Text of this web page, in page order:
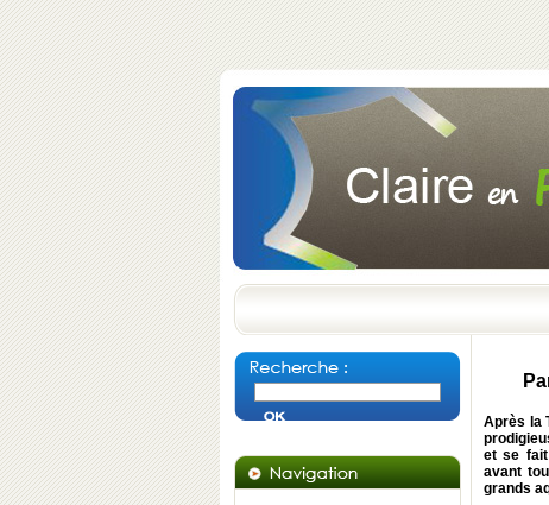
Après la
et se fait
avant
grands